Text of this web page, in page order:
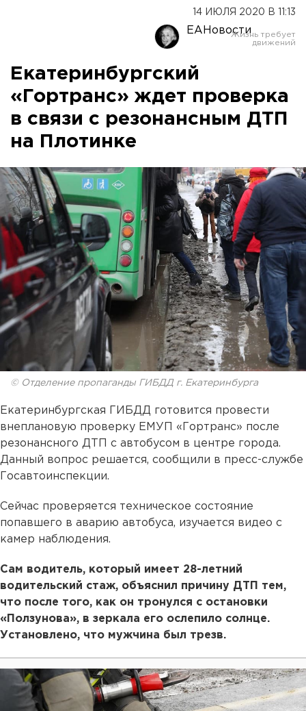
14 ИЮЛЯ 2020 В 11:13
ЕАНовости
Екатеринбургский
«Гортранс» ждет проверка
в связи с резонансным ДТП
на Плотинке
© Отделение пропаганды ГИБДД г. Екатеринбурга
Екатеринбургская ГИБДД готовится провести
внеплановую проверку ЕМУП «Гортранс» после
резонансного ДТП с автобусом в центре города.
Данный вопрос решается, сообщили в пресс-службе
Госавтоинспекции.
Сейчас проверяется техническое состояние
попавшего в аварию автобуса, изучается видео с
камер наблюдения.
Сам водитель, который имеет 28-летний
водительский стаж, объяснил причину ДТП тем,
что после того, как он тронулся с остановки
«Ползунова», в зеркала его ослепило солнце.
Установлено, что мужчина был трезв.